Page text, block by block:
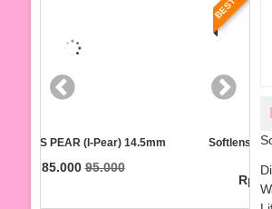
Softlens EOS Matake (i-Matake)